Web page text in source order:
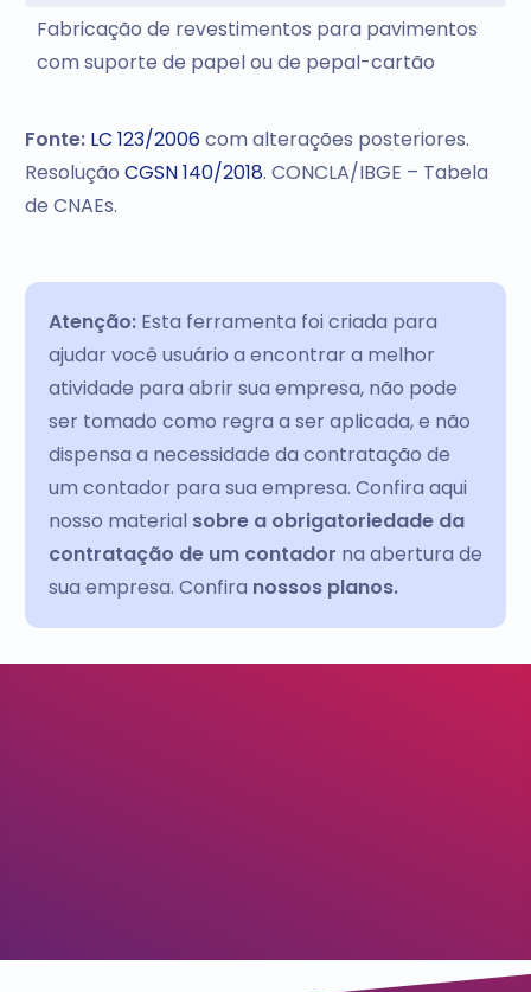
Fabricação de revestimentos para pavimentos
com suporte de papel ou de pepal-cartão
Fonte: LC 123/2006com alterações posteriores.
ResoluçãoCGSN 140/2018. CONCLA/IBGE – Tabela
de CNAEs.
Atenção:Esta ferramenta foi criada para
ajudar você usuário a encontrar a melhor
atividade para abrir sua empresa, não pode
ser tomado como regra a ser aplicada, e não
dispensa a necessidade da contratação de
um contador para sua empresa. Confira aqui
nosso material sobre a obrigatoriedade da
contratação de um contador na abertura de
sua empresa. Confira nossos planos.